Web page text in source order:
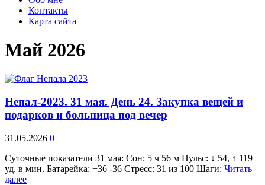
Контакты
Карта сайта
Май 2026
Непал-2023. 31 мая. День 24. Закупка вещей и
подарков и больница под вечер
31.05.2026 0
Суточные показатели 31 мая: Сон: 5 ч 56 м Пульс: ↓ 54, ↑ 119
уд. в мин. Батарейка: +36 -36 Стресс: 31 из 100 Шаги: Читать
далее